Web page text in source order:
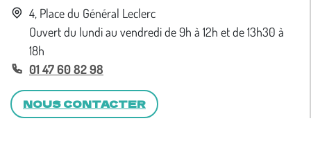
4, Place du Général Leclerc
Ouvert du lundi au vendredi de 9h à 12h et de 13h30 à
18h
01 47 60 82 98
NOUS CONTACTER